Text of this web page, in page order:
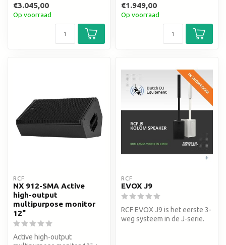
€3.045,00
Op voorraad
woofer 130 dB SPL me...
€1.949,00
Op voorraad
RCF
NX 912-SMA Active
high-output
multipurpose monitor
12"
Active high-output
RCF
EVOX J9
RCF EVOX J9 is het eerste 3-
weg systeem in de J-serie.